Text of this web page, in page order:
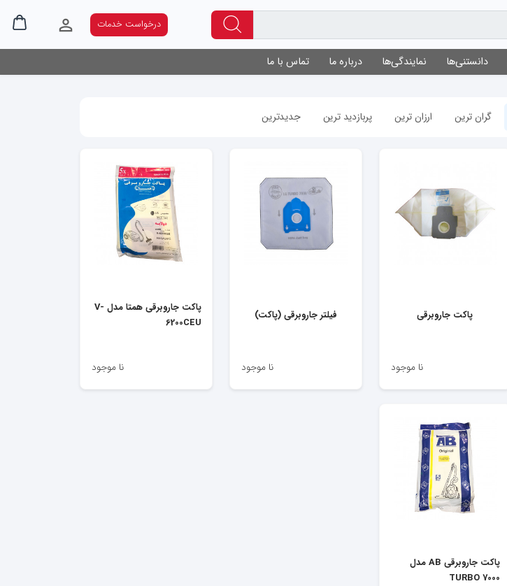
درخواست خدمات
دانستنی‌ها نمایندگی‌ها درباره ما تماس با ما
گران ترین ارزان ترین پربازدید ترین جدیدترین
پاکت جاروبرقی
نا موجود
فیلتر جاروبرقی (پاکت)
نا موجود
پاکت جاروبرقی همتا مدل V-
6200CEU
نا موجود
پاکت جاروبرقی AB مدل
TURBO 7000